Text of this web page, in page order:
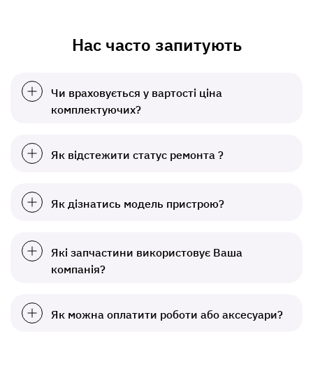
Нас часто запитують
Чи враховується у вартості ціна
комплектуючих?
Як відстежити статус ремонта ?
Як дізнатись модель пристрою?
Які запчастини використовує Ваша
компанія?
Як можна оплатити роботи або аксесуари?